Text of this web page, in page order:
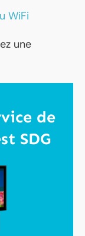
WiFi
une
de
SDG